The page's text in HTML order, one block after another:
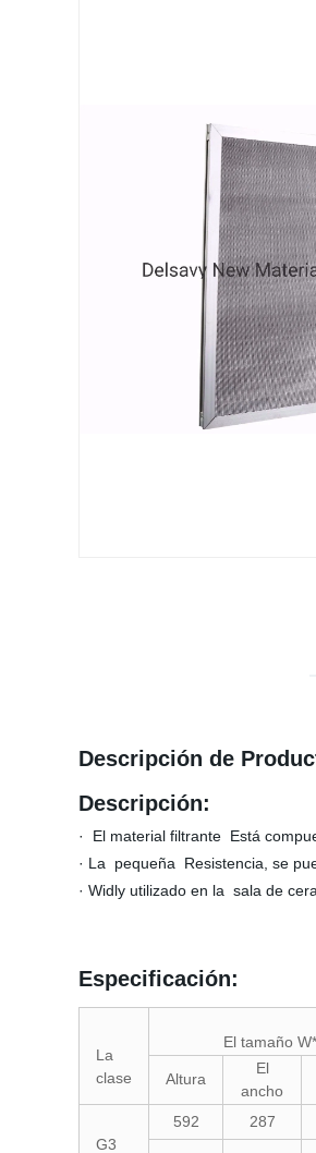
Descripción de
Descripción:
· El material filtrante Está
· La pequeña Resistencia, se
· Widly utilizado en la sala de
Especificación:
La
clase
El tamaño
Altura
El
ancho
G3
592 287